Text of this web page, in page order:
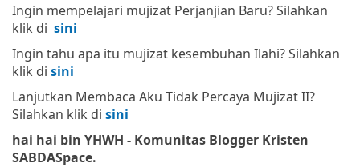
Ingin mempelajari mujizat Perjanjian Baru? Silahkan
klik di sini
Ingin tahu apa itu mujizat kesembuhan Ilahi? Silahkan
klik di sini
Lanjutkan Membaca Aku Tidak Percaya Mujizat II?
Silahkan klik di sini
hai hai bin YHWH - Komunitas Blogger Kristen
SABDASpace.